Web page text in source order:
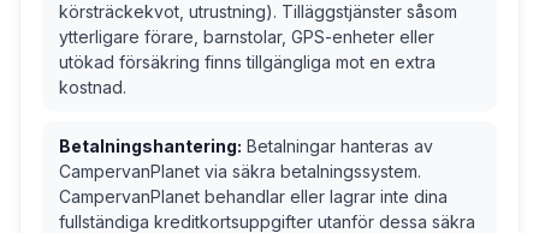
körsträckekvot, utrustning). Tilläggstjänster såsom
ytterligare förare, barnstolar, GPS-enheter eller
utökad försäkring finns tillgängliga mot en extra
kostnad.
Betalningshantering: Betalningar hanteras av
CampervanPlanet via säkra betalningssystem.
CampervanPlanet behandlar eller lagrar inte dina
fullständiga kreditkortsuppgifter utanför dessa säkra